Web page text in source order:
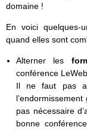
domaine !
En voici quelques-
quand elles sont
Alterner les
conférence
Il ne faut pas
pas nécessaire
bonne